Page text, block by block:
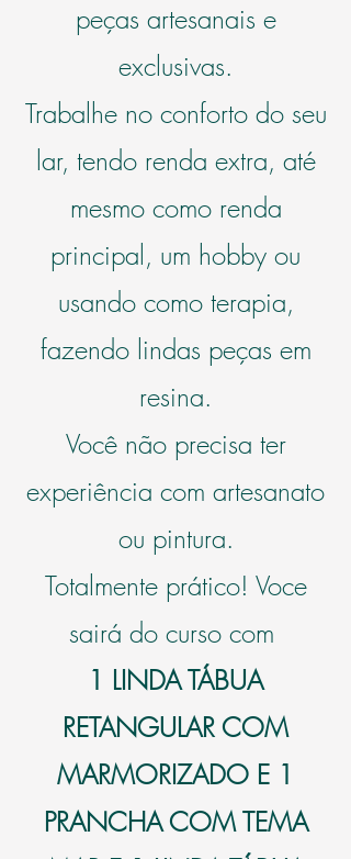
peças artesanais e
exclusivas.
Trabalhe no conforto do seu
lar, tendo renda extra, até
mesmo como renda
principal, um hobby ou
usando como terapia,
fazendo lindas peças em
resina.
Você não precisa ter
experiência com artesanato
ou pintura.
Totalmente prático! Voce
sairá do curso com
1 LINDA TÁBUA
RETANGULAR COM
MARMORIZADO E 1
PRANCHA COM TEMA